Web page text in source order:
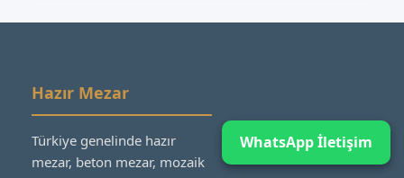
Hazır Mezar
Türkiye genelinde hazır
mezar, beton mezar, mozaik
WhatsApp İletişim